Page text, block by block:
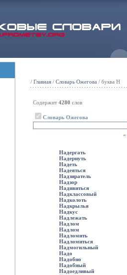
/ Главная / Словарь Ожегова / буква Н
Содержит 4280 слов
Словарь Ожегова
«
Надергать
Надернуть
Надеть
Надеяться
Надзиратель
Надзор
Надивиться
Надклассовый
Надколоть
Надкрылья
Надкус
Надлежать
Надлом
Надлом
Надломить
Надломиться
Надмогильный
Надо
Надобно
Надобный
Надоедливый